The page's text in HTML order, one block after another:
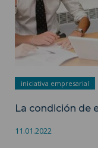
iniciativa empresarial
La condición de
11.01.2022